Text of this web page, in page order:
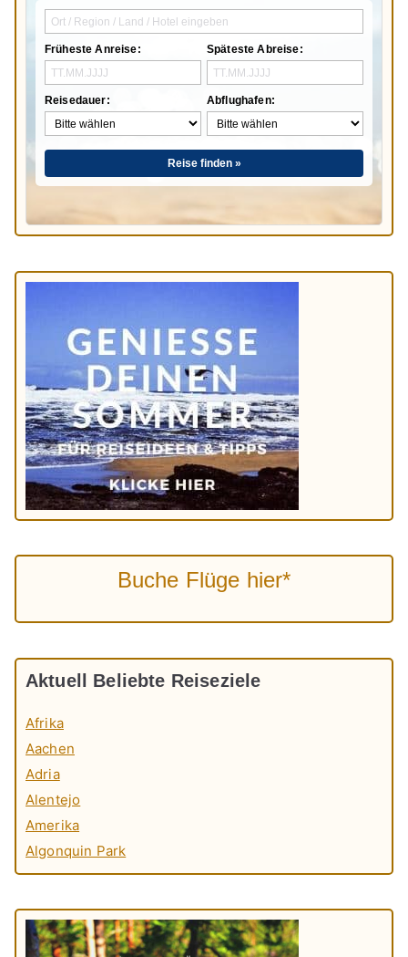
Früheste Anreise:
Reisedauer:
Späteste Abreise:
Abflughafen:
Reise finden »
Buche Flüge hier*
Aktuell Beliebte Reiseziele
Afrika
Aachen
Adria
Alentejo
Amerika
Algonquin Park